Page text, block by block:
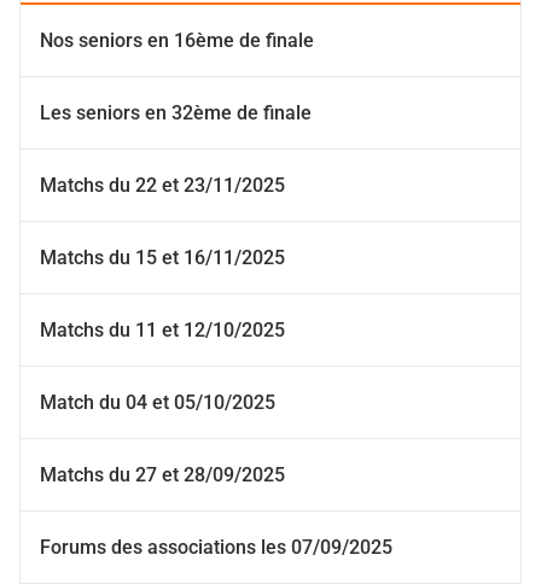
Nos seniors en 16ème de finale
Les seniors en 32ème de finale
Matchs du 22 et 23/11/2025
Matchs du 15 et 16/11/2025
Matchs du 11 et 12/10/2025
Match du 04 et 05/10/2025
Matchs du 27 et 28/09/2025
Forums des associations les 07/09/2025